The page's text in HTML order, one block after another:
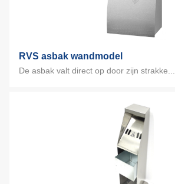
RVS asbak wandmodel
De asbak valt direct op door zijn strakke...